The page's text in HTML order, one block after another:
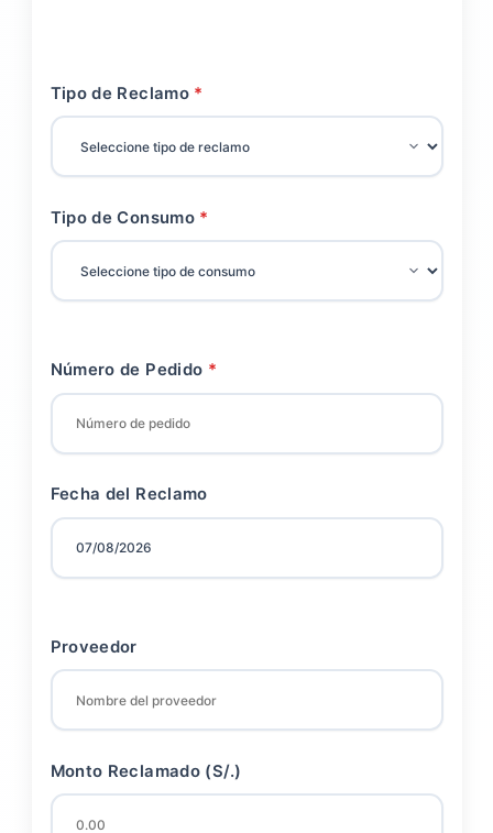
Tipo de Reclamo
Tipo de Consumo
Número de Pedido
Fecha del Reclamo
Proveedor
Monto Reclamado (S/.)